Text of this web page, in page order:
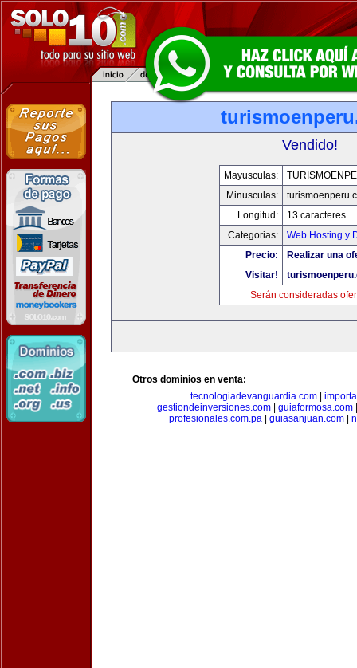
Vendido!
Mayusculas:
Minusculas:
Longitud:
13 caracteres
Categorias:
Web Hosting y
Precio:
Realizar una
Visitar!
Serán consideradas
Otros dominios en venta:
tecnologiadevanguardia.com|
gestiondeinversiones.com| guiaformosa.com
profesionales.com.pa
guiasanjuan.com